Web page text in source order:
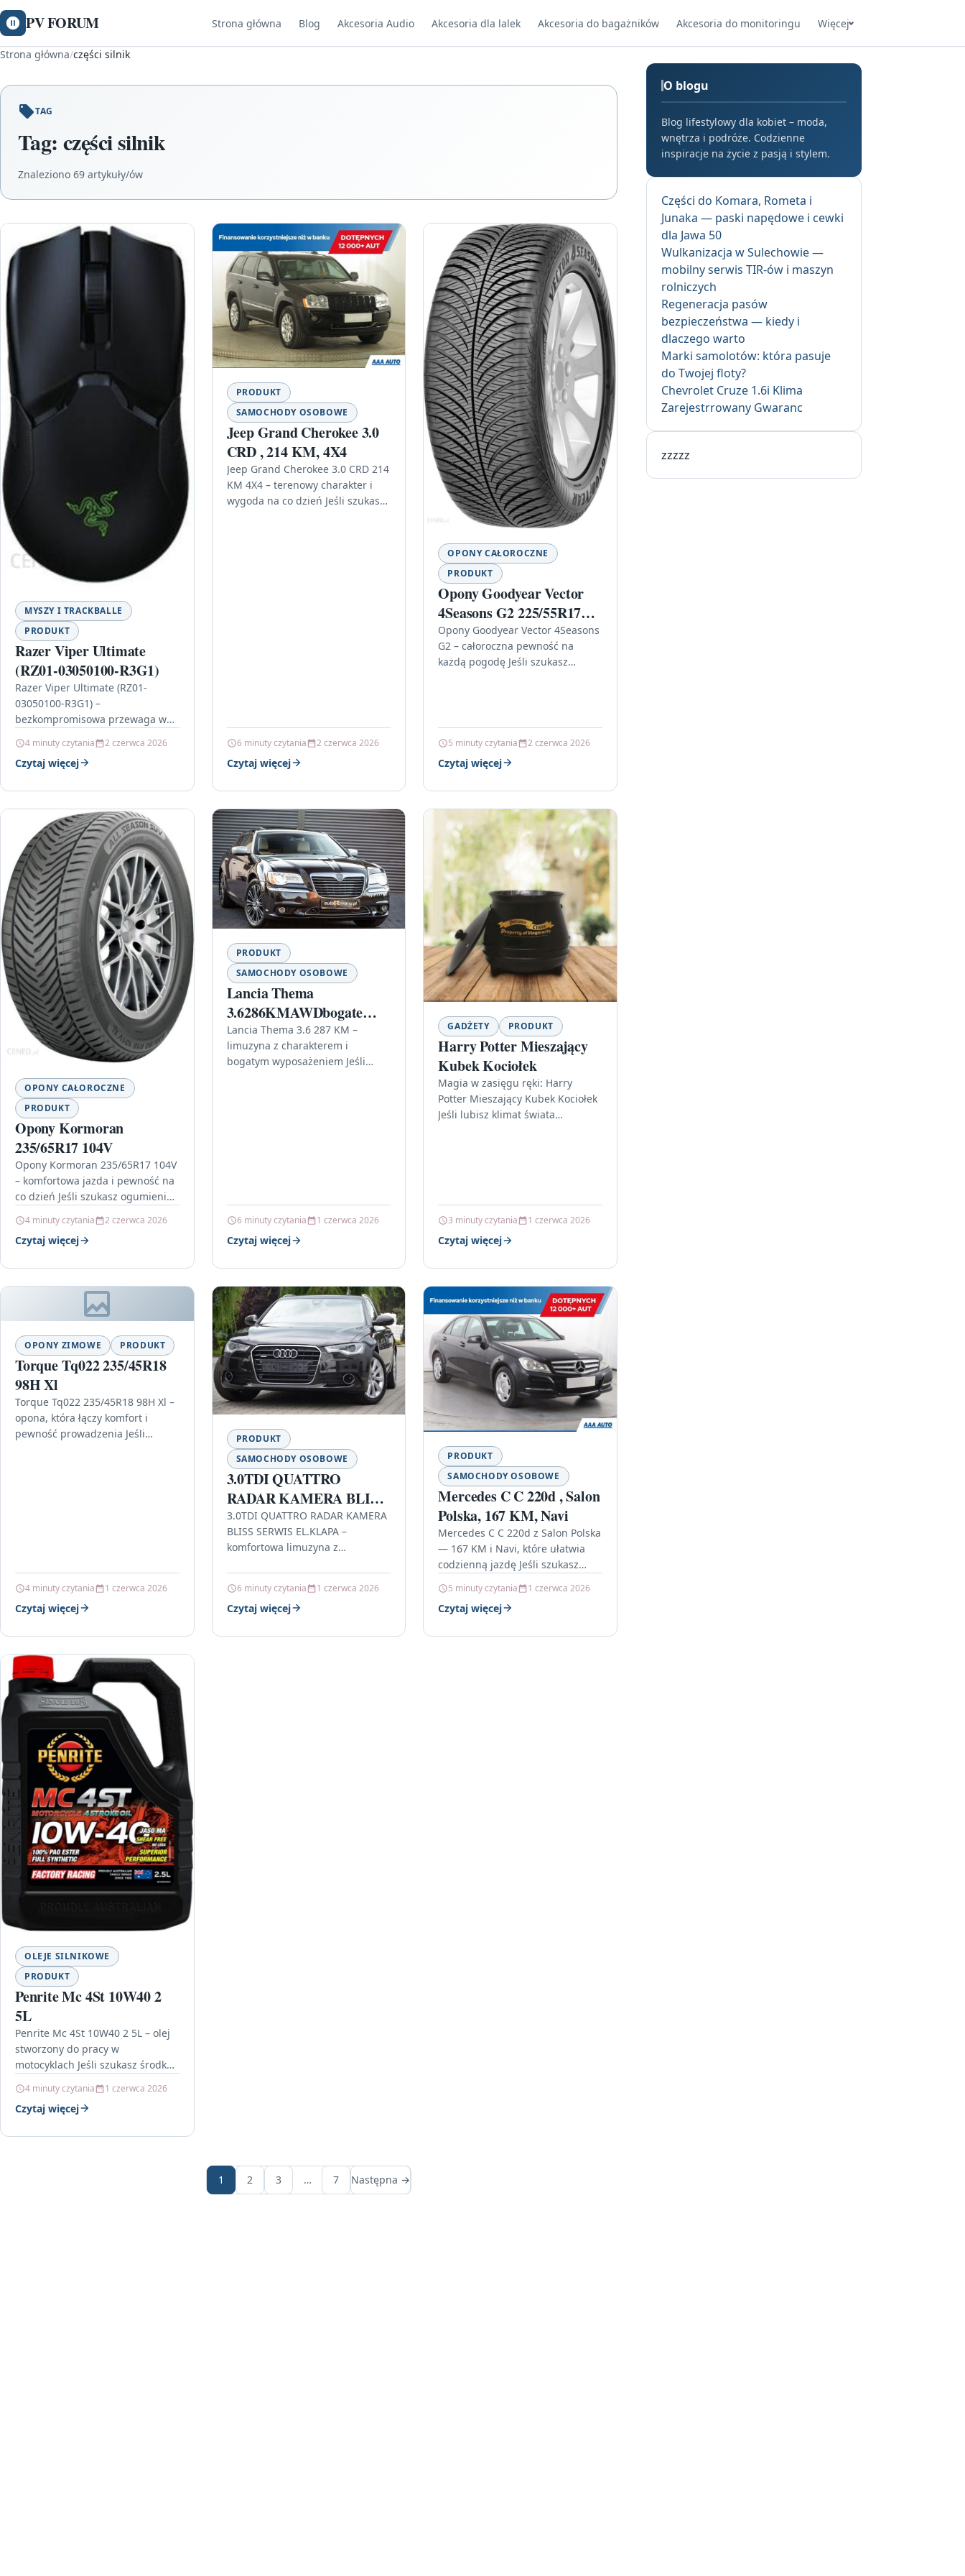
PV FORUM Strona główna Blog Akcesoria Audio Akcesoria dla lalek Akcesoria do bagażników Akcesoria do monitoringu Więcej
Strona główna/części silnik
TAG
Tag: części silnik
Znaleziono 69 artykuły/ów
MYSZY I TRACKBALLE
PRODUKT
Razer Viper Ultimate
(RZ01-03050100-R3G1)
Razer Viper Ultimate (RZ01-
03050100-R3G1) –
bezkompromisowa przewaga w
myszy, która w krytycznych
momentach nie dotrzymuje
4 minuty czytania 2 czerwca 2026
Czytaj więcej
PRODUKT
SAMOCHODY OSOBOWE
Jeep Grand Cherokee 3.0
CRD , 214 KM, 4X4
Jeep Grand Cherokee 3.0 CRD 214
KM 4X4 – terenowy charakter i
wygoda na co dzień Jeśli szukasz
6 minuty czytania 2 czerwca 2026
Czytaj więcej
OPONY CAŁOROCZNE
PRODUKT
Opony Goodyear Vector
4Seasons G2 225/55R17
101W
Opony Goodyear Vector 4Seasons
G2 – całoroczna pewność na
każdą pogodę Jeśli szukasz
5 minuty czytania 2 czerwca 2026
Czytaj więcej
OPONY CAŁOROCZNE
PRODUKT
Opony Kormoran
235/65R17 104V
Opony Kormoran 235/65R17 104V
– komfortowa jazda i pewność na
co dzień Jeśli szukasz ogumienia,
niezawodnością, warto zwrócić
uwagę…
4 minuty czytania 2 czerwca 2026
Czytaj więcej
PRODUKT
SAMOCHODY OSOBOWE
Lancia Thema
3.6286KMAWDbogate
wyposazenieNavi…
Lancia Thema 3.6 287 KM –
limuzyna z charakterem i
bogatym wyposażeniem Jeśli
6 minuty czytania 1 czerwca 2026
Czytaj więcej
GADŻETY PRODUKT
Harry Potter Mieszający
Kubek Kociołek
Magia w zasięgu ręki: Harry
Potter Mieszający Kubek Kociołek
Jeśli lubisz klimat świata
3 minuty czytania 1 czerwca 2026
Czytaj więcej
OPONY ZIMOWE PRODUKT
Torque Tq022 235/45R18
98H Xl
Torque Tq022 235/45R18 98H Xl –
opona, która łączy komfort i
pewność prowadzenia Jeśli
4 minuty czytania 1 czerwca 2026
Czytaj więcej
PRODUKT
SAMOCHODY OSOBOWE
3.0TDI QUATTRO
RADAR KAMERA BLISS
SERWIS EL.KLAPA
3.0TDI QUATTRO RADAR KAMERA
BLISS SERWIS EL.KLAPA –
komfortowa limuzyna z
QUATTRO to propozycja dla…
6 minuty czytania 1 czerwca 2026
Czytaj więcej
PRODUKT
SAMOCHODY OSOBOWE
Mercedes C C 220d , Salon
Polska, 167 KM, Navi
Mercedes C C 220d z Salon Polska
— 167 KM i Navi, które ułatwia
codzienną jazdę Jeśli szukasz
dynamiczną…
5 minuty czytania 1 czerwca 2026
Czytaj więcej
OLEJE SILNIKOWE
PRODUKT
Penrite Mc 4St 10W40 2
5L
Penrite Mc 4St 10W40 2 5L – olej
stworzony do pracy w
motocyklach Jeśli szukasz środka,
smarowanie i pomaga utrzymać
właściwe…
4 minuty czytania 1 czerwca 2026
Czytaj więcej
1 2 3 … 7 Następna →
O blogu
Blog lifestylowy dla kobiet – moda,
wnętrza i podróże. Codzienne
inspiracje na życie z pasją i stylem.
Części do Komara, Rometa i
Junaka — paski napędowe i cewki
dla Jawa 50
Wulkanizacja w Sulechowie —
mobilny serwis TIR-ów i maszyn
rolniczych
Regeneracja pasów
bezpieczeństwa — kiedy i
dlaczego warto
Marki samolotów: która pasuje
do Twojej floty?
Chevrolet Cruze 1.6i Klima
Zarejestrrowany Gwaranc
zzzzz